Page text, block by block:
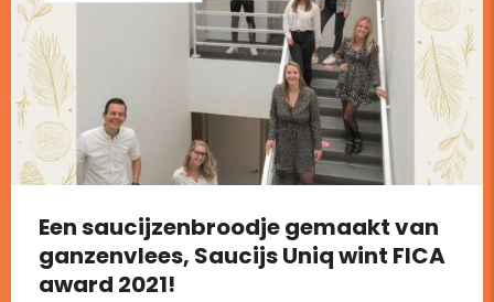
Een saucijzenbroodje gemaakt van
ganzenvlees, Saucijs Uniq wint FICA
award 2021!